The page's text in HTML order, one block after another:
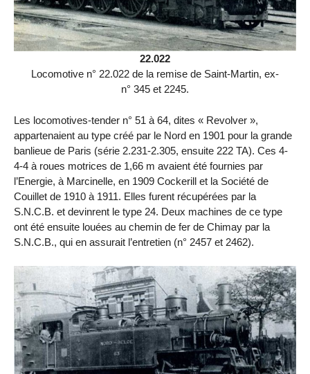
22.022
Locomotive n° 22.022 de la remise de Saint-Martin, ex-
n° 345 et 2245.
Les locomotives-tender n° 51 à 64, dites « Revolver »,
appartenaient au type créé par le Nord en 1901 pour la grande
banlieue de Paris (série 2.231-2.305, ensuite 222 TA). Ces 4-
4-4 à roues motrices de 1,66 m avaient été fournies par
l’Energie, à Marcinelle, en 1909 Cockerill et la Société de
Couillet de 1910 à 1911. Elles furent récupérées par la
S.N.C.B. et devinrent le type 24. Deux machines de ce type
ont été ensuite louées au chemin de fer de Chimay par la
S.N.C.B., qui en assurait l’entretien (n° 2457 et 2462).